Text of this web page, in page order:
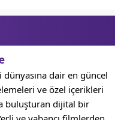
dünyasına dair en güncel
ve özel içerikleri
buluşturan dijital bir